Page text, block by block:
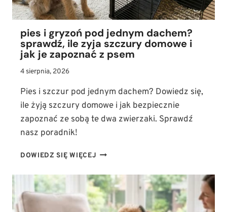
pies i gryzoń pod jednym dachem?
sprawdź, ile zyja szczury domowe i
jak je zapoznać z psem
4 sierpnia, 2026
Pies i szczur pod jednym dachem? Dowiedz się,
ile żyją szczury domowe i jak bezpiecznie
zapoznać ze sobą te dwa zwierzaki. Sprawdź
nasz poradnik!
DOWIEDZ SIĘ WIĘCEJ PIES
GRYZOŃ
POD
JEDNYM
DACHEM?